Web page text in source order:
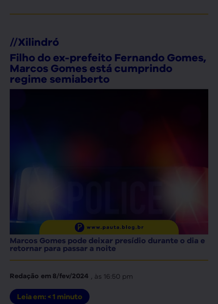
//Xilindró
Filho do ex-prefeito Fernando Gomes,
Marcos Gomes está cumprindo
regime semiaberto
Marcos Gomes pode deixar presídio durante o dia e
retornar para passar a noite
Redação em8/fev/2024 , às 16:50 pm
Leia em: < 1 minuto